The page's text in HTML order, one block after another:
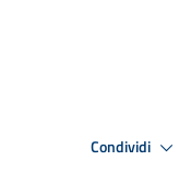
Condividi